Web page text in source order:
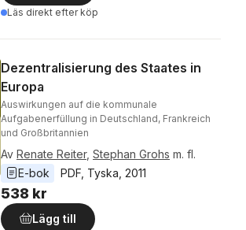
Läs direkt efter köp
Dezentralisierung des Staates in
Europa
Auswirkungen auf die kommunale
Aufgabenerfüllung in Deutschland, Frankreich
und Großbritannien
Av Renate Reiter, Stephan Grohs m. fl.
E-bok
PDF Tyska 2011
538 kr
Lägg till